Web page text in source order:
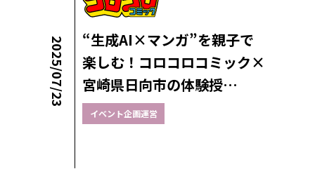
2025/07/23
“生成AI×マンガ”を親子で
楽しむ！コロコロコミック×
宮崎県日向市の体験授…
イベント企画運営